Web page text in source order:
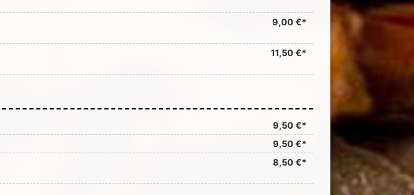
9,00 €*
11,50 €*
9,50 €*
9,50 €*
8,50 €*